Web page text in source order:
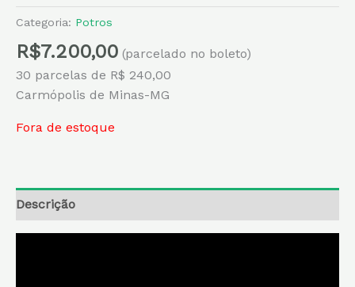
Categoria: Potros
R$7.200,00 (parcelado no boleto)
30 parcelas de R$ 240,00
Carmópolis de Minas-MG
Fora de estoque
Descrição